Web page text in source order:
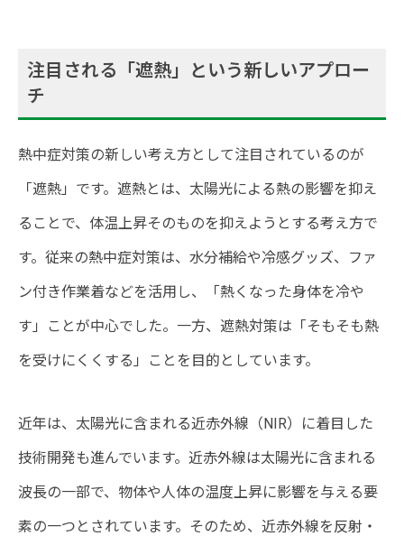
注目される「遮熱」という新しいアプロー
チ
熱中症対策の新しい考え方として注目されているのが
「遮熱」です。遮熱とは、太陽光による熱の影響を抑え
ることで、体温上昇そのものを抑えようとする考え方で
す。従来の熱中症対策は、水分補給や冷感グッズ、ファ
ン付き作業着などを活用し、「熱くなった身体を冷や
す」ことが中心でした。一方、遮熱対策は「そもそも熱
を受けにくくする」ことを目的としています。
近年は、太陽光に含まれる近赤外線（NIR）に着目した
技術開発も進んでいます。近赤外線は太陽光に含まれる
波長の一部で、物体や人体の温度上昇に影響を与える要
素の一つとされています。そのため、近赤外線を反射・